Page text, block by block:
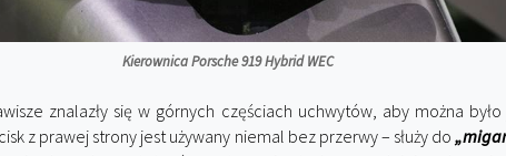
Kierownica Porsche 919 Hybrid WEC
znalazły się w górnych częściach uchwytów, aby można
z prawej strony jest używany niemal bez przerwy – służy do